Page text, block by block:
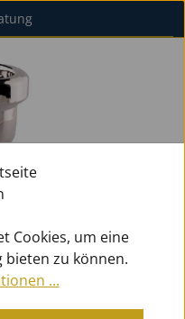
Cookies, um eine
zu können.
...